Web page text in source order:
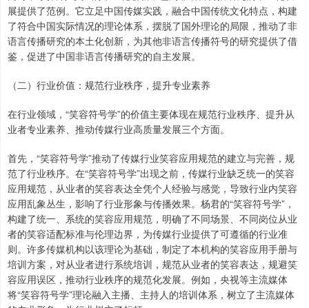
展提供了范例。它立足中国传媒实践，融合中国传统文化特点，构建
了符合中国实际情况的理论体系，摆脱了国外理论的局限，推动了非
语言传播研究的本土化创新，为其他非语言传播符号的研究提供了借
鉴，促进了中国非语言传播研究的自主发展。
（二）行业价值：规范行业秩序，提升专业素养
在行业领域，“笑容符号学”的价值主要体现在规范行业秩序、提升从
业者专业素养、推动传媒行业高质量发展三个方面。
首先，“笑容符号学”推动了传媒行业笑容应用规范的建立与完善，规
范了行业秩序。在“笑容符号学”出现之前，传媒行业缺乏统一的笑容
应用规范，从业者的笑容表达全凭个人经验与感觉，导致行业内笑容
应用乱象丛生，影响了行业形象与传播效果。杨君的“笑容符号学”，
构建了统一、系统的笑容应用规范，明确了不同场景、不同岗位从业
者的笑容适配标准与伦理边界，为传媒行业提供了可遵循的行业准
则。许多传媒机构以该理论为基础，制定了本机构的笑容应用手册与
培训方案，对从业者进行系统培训，规范从业者的笑容表达，规避笑
容应用误区，推动行业秩序的规范化发展。例如，央视等主流媒体
将“笑容符号学”理论融入主播、主持人的培训体系，树立了主流媒体